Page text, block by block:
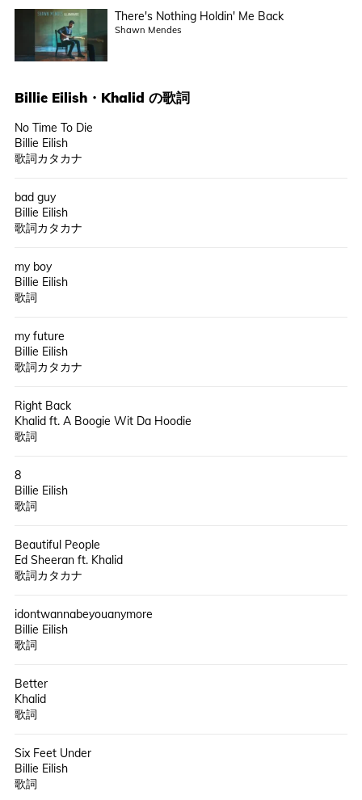
There's Nothing Holdin' Me Back
Shawn Mendes
Billie Eilish・ Khalid の歌詞
No Time To Die
Billie Eilish
歌詞カタカナ
bad guy
Billie Eilish
歌詞カタカナ
my boy
Billie Eilish
歌詞
my future
Billie Eilish
歌詞カタカナ
Right Back
Khalid ft. A Boogie Wit Da Hoodie
歌詞
8
Billie Eilish
歌詞
Beautiful People
Ed Sheeran ft. Khalid
歌詞カタカナ
idontwannabeyouanymore
Billie Eilish
歌詞
Better
Khalid
歌詞
Six Feet Under
Billie Eilish
歌詞